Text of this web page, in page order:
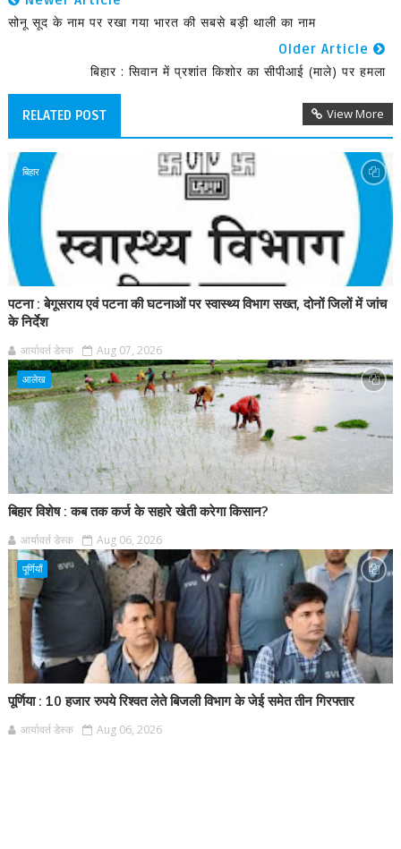
सोनू सूद के नाम पर रखा गया भारत की सबसे बड़ी थाली का नाम
Older Article
बिहार : सिवान में प्रशांत किशोर का सीपीआई (माले) पर हमला
RELATED POST View More
बिहार
पटना : बेगूसराय एवं पटना की घटनाओं पर स्वास्थ्य विभाग सख्त, दोनों जिलों में जांच
के निर्देश
आर्यावर्त डेस्क Aug 07, 2026
आलेख
बिहार विशेष : कब तक कर्ज के सहारे खेती करेगा किसान?
आर्यावर्त डेस्क Aug 06, 2026
पूर्णियाँ
पूर्णिया : 10 हजार रुपये रिश्वत लेते बिजली विभाग के जेई समेत तीन गिरफ्तार
आर्यावर्त डेस्क Aug 06, 2026